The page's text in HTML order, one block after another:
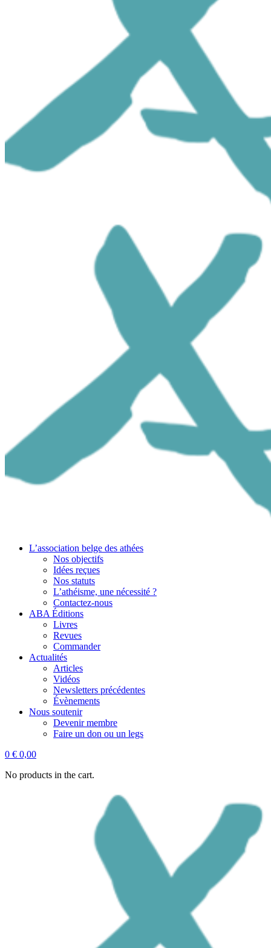
L’association belge des athées
Nos objectifs
Idées reçues
Nos statuts
L’athéisme, une nécessité ?
Contactez-nous
ABA Éditions
Livres
Revues
Commander
Actualités
Articles
Vidéos
Newsletters précédentes
Évènements
Nous soutenir
Devenir membre
Faire un don ou un legs
0 € 0,00
No products in the cart.